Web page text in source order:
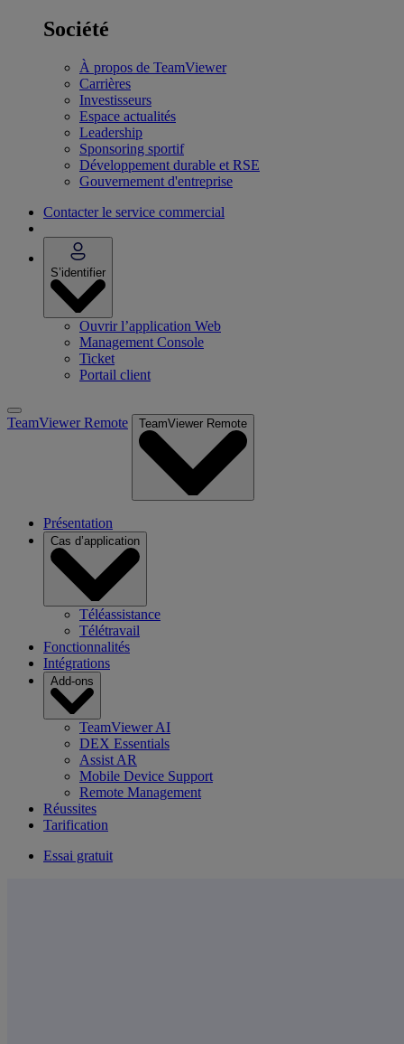
Société
À propos de TeamViewer
Carrières
Investisseurs
Espace actualités
Leadership
Sponsoring sportif
Développement durable et RSE
Gouvernement d'entreprise
Contacter le service commercial
S’identifier
Ouvrir l’application Web
Management Console
Ticket
Portail client
TeamViewer Remote TeamViewer Remote
Présentation
Cas d’application
Téléassistance
Télétravail
Fonctionnalités
Intégrations
Add-ons
TeamViewer AI
DEX Essentials
Assist AR
Mobile Device Support
Remote Management
Réussites
Tarification
Essai gratuit